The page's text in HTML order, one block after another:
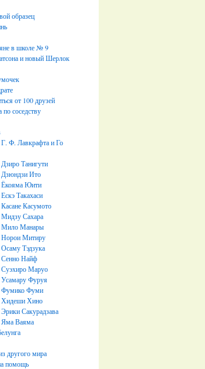
образец
в школе № 9
и новый Шерлок
от 100 друзей
по соседству
Ф. Лавкрафта и Го
Танигути
Дзюндзи Ито
Ёкояма Юити
Такахаси
Касумото
Сахара
Мило Манары
Норои Митиру
Тэдзука
Сенно Найф
Суэхиро Маруо
Фуруя
Фумико Фуми
Хидеши Хино
Сакурадзава
Яма Ваяма
другого мира
помощь